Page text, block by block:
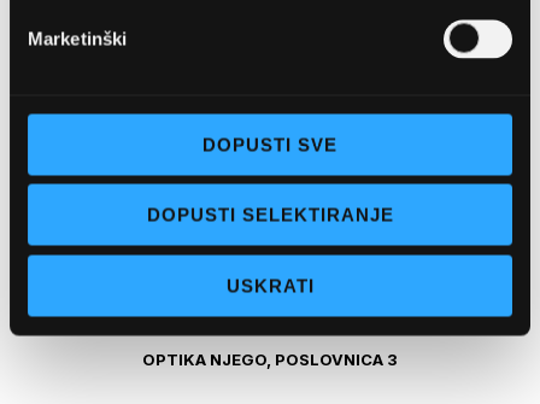
Marketinški
DOPUSTI SVE
DOPUSTI SELEKTIRANJE
USKRATI
Pon - pet: 07 - 21h,
Sub: 07-21h
webshop@optikanjego.hr
OPTIKA NJEGO, POSLOVNICA 3